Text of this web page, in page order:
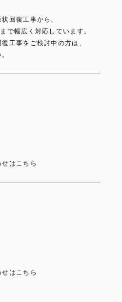
回復工事から、
で幅広く対応しています。
工事をご検討中の方は、
はこちら
はこちら